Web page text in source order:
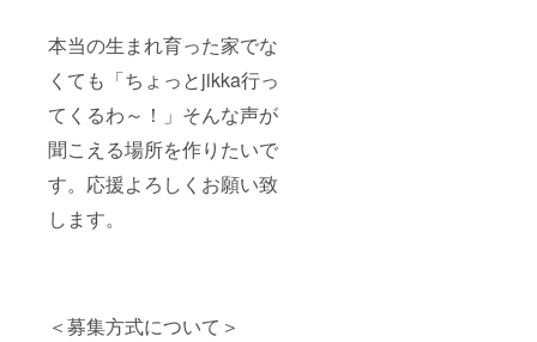
本当の生まれ育った家でな
くても「ちょっとjikka行っ
てくるわ～！」そんな声が
聞こえる場所を作りたいで
す。応援よろしくお願い致
します。
＜募集方式について＞